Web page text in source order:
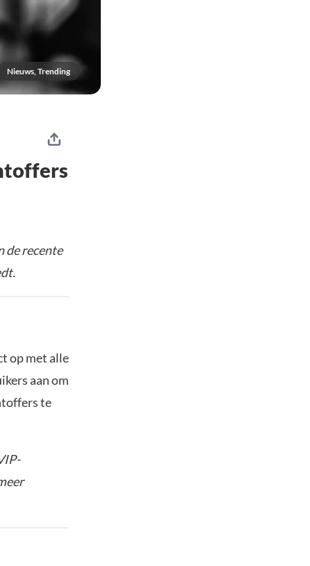
Nieuws, Trending
de recente
op met alle
aan om
te